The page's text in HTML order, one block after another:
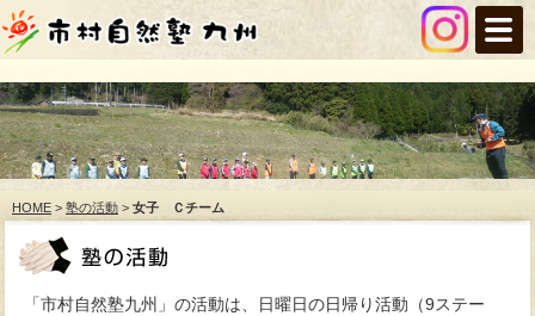
HOME > 塾の活動 > 女子 Ｃチーム
「市村自然塾九州」の活動は、日曜日の日帰り活動（9ステー